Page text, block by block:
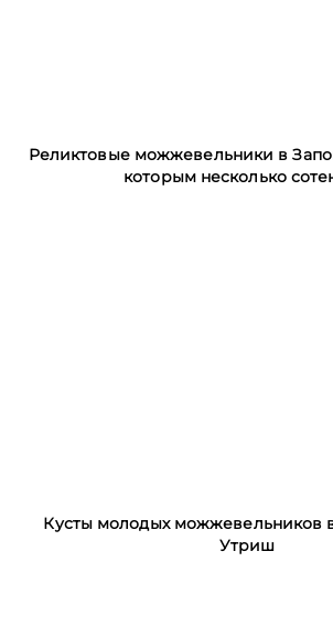
Реликтовые можжевельники в
которым несколько
Кусты молодых можжевельников
Утриш